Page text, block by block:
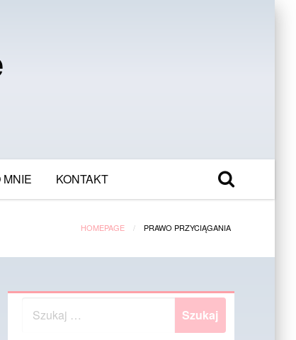
MNIE KONTAKT
HOMEPAGE PRAWO PRZYCIĄGANIA